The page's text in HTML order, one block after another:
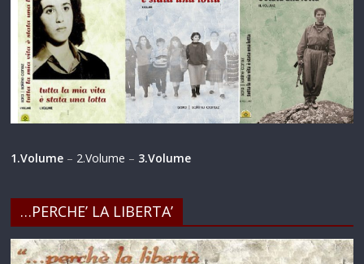
1.Volume – 2.Volume – 3.Volume
…PERCHE’ LA LIBERTA’